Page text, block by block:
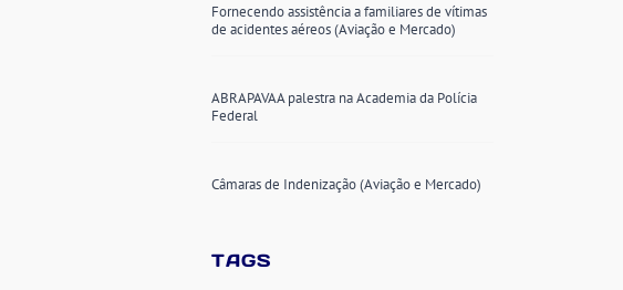
Fornecendo assistência a familiares de vítimas
de acidentes aéreos (Aviação e Mercado)
ABRAPAVAA palestra na Academia da Polícia
Federal
Câmaras de Indenização (Aviação e Mercado)
TAGS